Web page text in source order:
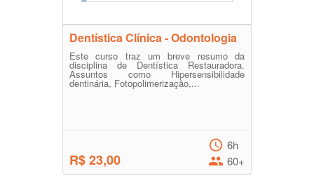
Dentística Clínica - Odontologia
Este curso traz um breve resumo da
disciplina de Dentística Restauradora.
Assuntos como Hipersensibilidade
dentinária, Fotopolimerização,...
R$ 23,00
6h
60+